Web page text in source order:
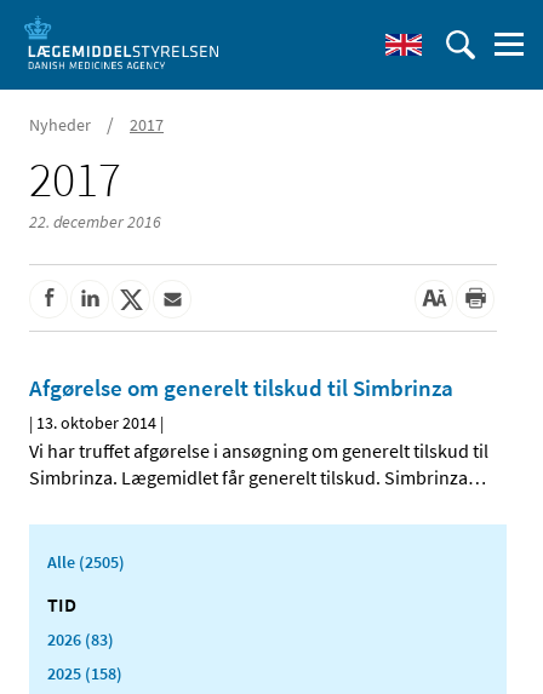
Nyheder / 2017
2017
22. december 2016
Afgørelse om generelt tilskud til Simbrinza
| 13. oktober 2014 |
Vi har truffet afgørelse i ansøgning om generelt tilskud til
Simbrinza. Lægemidlet får generelt tilskud. Simbrinza…
Alle (2505)
TID
2026 (83)
2025 (158)